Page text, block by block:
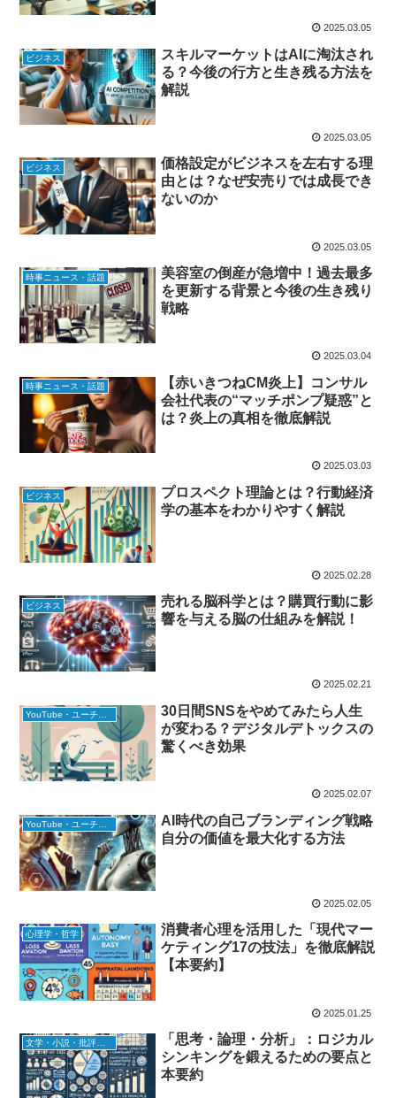
2025.03.05
ビジネス
スキルマーケットはAIに淘汰され
る？今後の行方と生き残る方法を
解説
2025.03.05
ビジネス
価格設定がビジネスを左右する理
由とは？なぜ安売りでは成長でき
ないのか
2025.03.05
時事ニュース・話題
美容室の倒産が急増中！過去最多
を更新する背景と今後の生き残り
戦略
2025.03.04
時事ニュース・話題
【赤いきつねCM炎上】コンサル
会社代表の“マッチポンプ疑惑”と
は？炎上の真相を徹底解説
2025.03.03
ビジネス
プロスペクト理論とは？行動経済
学の基本をわかりやすく解説
2025.02.28
ビジネス
売れる脳科学とは？購買行動に影
響を与える脳の仕組みを解説！
2025.02.21
YouTube・ユーチューバー
30日間SNSをやめてみたら人生
が変わる？デジタルデトックスの
驚くべき効果
2025.02.07
YouTube・ユーチューバー
AI時代の自己ブランディング戦略
自分の価値を最大化する方法
2025.02.05
心理学・哲学
消費者心理を活用した「現代マー
ケティング17の技法」を徹底解説
【本要約】
2025.01.25
文学・小説・批評・ビジネス書
「思考・論理・分析」：ロジカル
シンキングを鍛えるための要点と
本要約